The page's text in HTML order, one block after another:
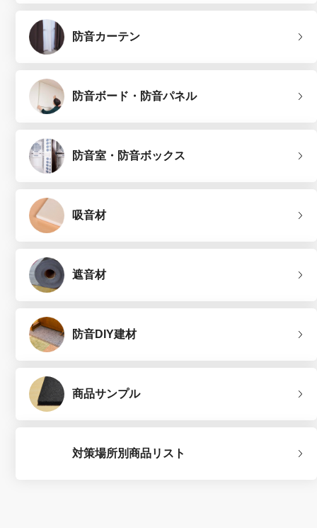
防音カーテン
防音ボード・防音パネル
防音室・防音ボックス
吸音材
遮音材
防音DIY建材
商品サンプル
対策場所別商品リスト